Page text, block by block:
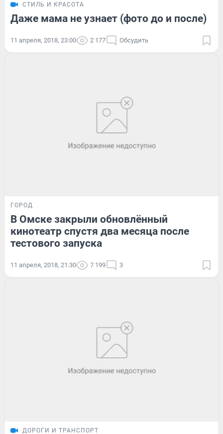
СТИЛЬ И КРАСОТА
Даже мама не узнает (фото до и после)
11 апреля, 2018, 23:00 2 177 Обсудить
ГОРОД
В Омске закрыли обновлённый
кинотеатр спустя два месяца после
тестового запуска
11 апреля, 2018, 21:30 7 199 3
ДОРОГИ И ТРАНСПОРТ